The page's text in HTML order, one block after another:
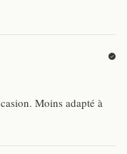
Moins adapté à